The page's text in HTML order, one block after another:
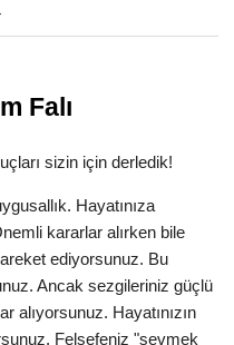
Falı
sizin için derledik!
Hayatınıza
kararlar alırken bile
ediyorsunuz. Bu
Ancak sezgileriniz güçlü
alıyorsunuz. Hayatınızın
Felsefeniz "sevmek